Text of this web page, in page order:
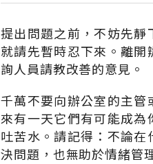
提出問題之前，不妨先靜
就請先暫時忍下來。離
詢人員請教改善的意見。
千萬不要向辦公室的主
來有一天它們有可能成
吐苦水。請記得：不論
決問題，也無助於情緒管